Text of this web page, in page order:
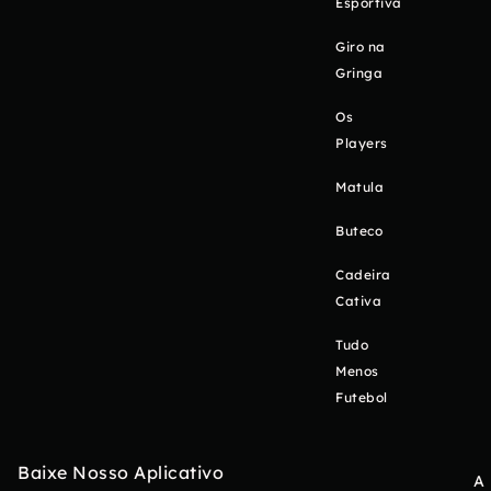
Giro na
Gringa
Os
Players
Matula
Buteco
Cadeira
Cativa
Tudo
Menos
Futebol
Baixe Nosso Aplicativo
A